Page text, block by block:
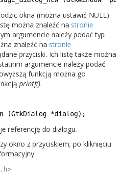
okna (można ustawić NULL).
można znaleźć na stronie
argumencie należy podać typ
znaleźć na stronie
przyciski. Ich listę także można
argumencie należy podać
funkcją można go
printf().
(GtkDialog *dialog);
referencję do dialogu.
okno z przyciskiem, po kliknięciu